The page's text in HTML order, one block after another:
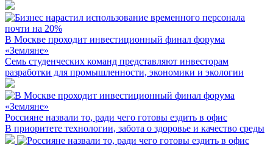
В Москве проходит инвестиционный финал форума
«Земляне»
Семь студенческих команд представляют инвесторам
разработки для промышленности, экономики и экологии
Россияне назвали то, ради чего готовы ездить в офис
В приоритете технологии, забота о здоровье и качество среды